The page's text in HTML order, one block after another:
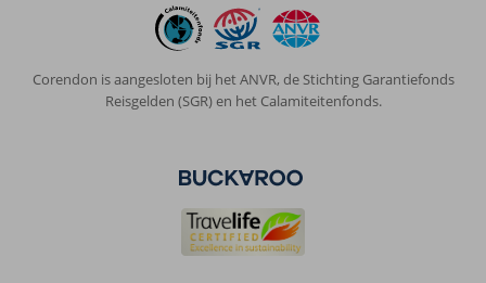
Corendon is aangesloten bij het ANVR, de Stichting Garantiefonds
Reisgelden (SGR) en het Calamiteitenfonds.